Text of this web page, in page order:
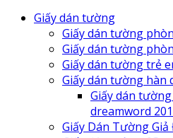
Giấy dán tường
Giấy dán tường
Giấy dán tường
Giấy dán tường trẻ
Giấy dán tường hàn
Giấy dán
dreamword
Giấy Dán Tường Giả